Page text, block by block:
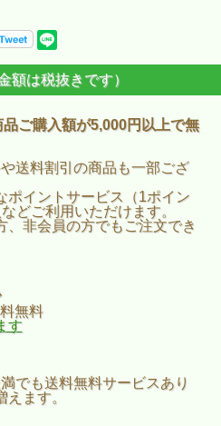
額は税抜きです）
ご購入額が5,000円以上で無
送料割引の商品も一部ござ
ポイントサービス（1ポイン
どご利用いただけます。
非会員の方でもご注文でき
無料
す
でも送料無料サービスあり
えます。